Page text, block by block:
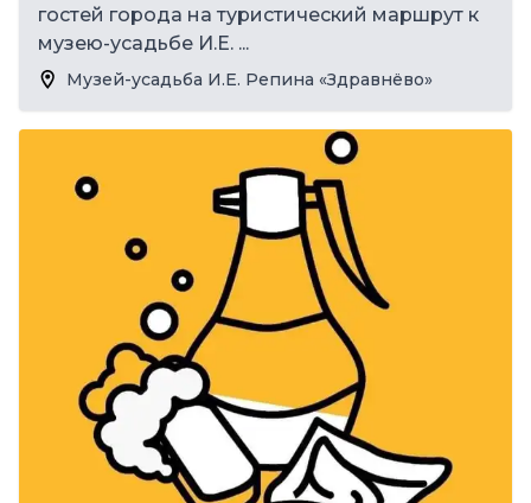
гостей города на туристический маршрут к
музею-усадьбе И.Е. ...
Музей-усадьба И.Е. Репина «Здравнёво»